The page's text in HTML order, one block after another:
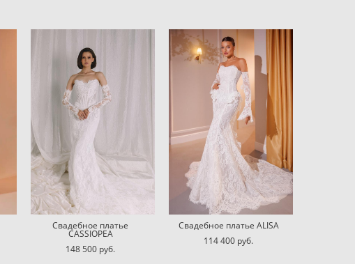
Свадебное платье
CASSIOPEA
148 500 pуб.
Свадебное платье ALISA
114 400 pуб.